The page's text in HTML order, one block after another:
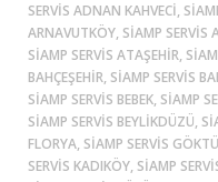
SERVIS ADNAN KAHVECI,
ARNAVUTKÖY, SIAMP SERVIS
SIAMP SERVIS ATAŞEHIR,
BAHÇEŞEHIR, SIAMP SERVIS
SIAMP SERVIS BEBEK, SIAMP
SIAMP SERVIS BEYLIKDÜZÜ,
FLORYA, SIAMP SERVIS
SERVIS KADIKÖY, SIAMP